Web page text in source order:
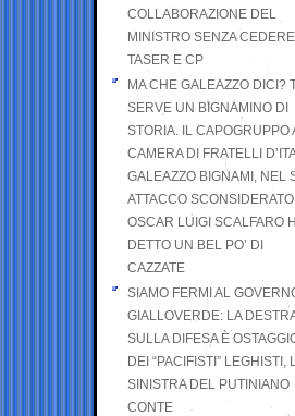
COLLABORAZIONE DEL
MINISTRO SENZA
TASER E CP
MA CHE GALEAZZO DICI?
SERVE UN BIGNAMINO DI
STORIA. IL CAPOGRUPPO
CAMERA DI FRATELLI
GALEAZZO BIGNAMI, NEL
ATTACCO SCONSIDERATO
OSCAR LUIGI SCALFARO
DETTO UN BEL PO’ DI
CAZZATE
SIAMO FERMI AL
GIALLOVERDE: LA
SULLA DIFESA È
DEI “PACIFISTI” LEGHISTI,
SINISTRA DEL PUTINIANO
CONTE